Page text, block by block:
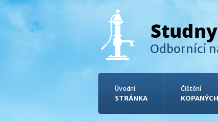
Odborníci
Úvodní
STRÁNKA
Čištění